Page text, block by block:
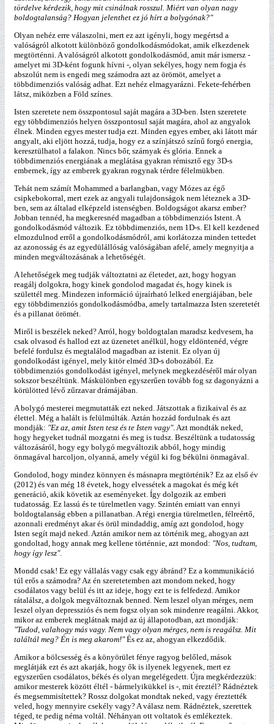
tördelve kérdezik, hogy mit csinálnak rosszul. Miért van olyan nagy
boldogtalanság? Hogyan jelenthet ez jó hírt a bolygónak?"
Olyan nehéz erre válaszolni, mert ez azt igényli, hogy megértsd a
valóságról alkotott különböző gondolkodásmódokat, amik elkezdenek
megtörténni. A valóságról alkotott gondolkodásmód, amit már ismersz -
amelyet mi 3D-ként fogunk hívni -, olyan sekélyes, hogy nem fogja és
abszolút nem is engedi meg számodra azt az örömöt, amelyet a
többdimenziós valóság adhat. Ezt nehéz elmagyarázni. Fekete-fehérben
látsz, miközben a Föld színes.
Isten szeretete nem összpontosul saját magára a 3D-ben. Isten szeretete
egy többdimenziós helyen összpontosul saját magára, ahol az angyalok
élnek. Minden egyes mester tudja ezt. Minden egyes ember, aki látott már
angyalt, aki eljött hozzá, tudja, hogy ez a színjátszó színű forgó energia,
keresztülhatol a falakon. Nincs bőr, szárnyak és glória. Ennek a
többdimenziós energiának a meglátása gyakran rémisztő egy 3D-s
embernek, így az emberek gyakran rogynak térdre félelmükben.
Tehát nem számít Mohammed a barlangban, vagy Mózes az égő
csipkebokorral, mert ezek az angyali tulajdonságok nem léteznek a 3D-
ben, sem az általad elképzeld istenségben. Boldogságot akarsz ember?
Jobban tennéd, ha megkeresnéd magadban a többdimenziós Istent. A
gondolkodásmód változik. Ez többdimenziós, nem 1D-s. El kell kezdened
elmozdulnod erről a gondolkodásmódról, ami korlátozza minden tettedet
az azonosság és az egyedülállóság valóságában afelé, amely megnyitja a
minden megváltozásának a lehetőségét.
A lehetőségek meg tudják változtatni az életedet, azt, hogy hogyan
reagálj dolgokra, hogy kinek gondolod magadat és, hogy kinek is
születtél meg. Mindezen információ újraírható lelked energiájában, bele
egy többdimenziós gondolkodásmódba, amely tartalmazza Isten szeretetét
és a pillanat örömét.
Miről is beszélek neked? Arról, hogy boldogtalan maradsz kedvesem, ha
csak olvasod és hallod ezt az üzenetet anélkül, hogy eldöntenéd, végre
befelé fordulsz és megtalálod magadban az istenit. Ez olyan új
gondolkodást igényel, mely kitör elméd 3D-s dobozából. Ez
többdimenziós gondolkodást igényel, melynek megkezdéséről már olyan
sokszor beszéltünk. Máskülönben egyszerűen tovább fog sz dagonyázni a
körülötted lévő zűrzavar drámájában.
A bolygó mesterei megmutatták ezt neked. Játszottak a fizikaival és az
élettel. Még a halált is felülmúlták. Aztán hozzád fordulnak és azt
mondják: "Ez az, amit Isten tesz és te Isten vagy". Azt mondták neked,
hogy hegyeket tudnál mozgatni és meg is tudsz. Beszéltünk a tudatosság
változásáról, hogy egy bolygó megváltozik abból, hogy mindig
önmagával harcoljon, olyanná, amely végül ki fog békülni önmagával.
Gondolod, hogy mindez könnyen és másnapra megtörténik? Ez az első év
(2012) és van még 18 évetek, hogy elvessétek a magokat és még két
generáció, akik követik az eseményeket. Így dolgozik az emberi
tudatosság. Ez lassú és te türelmetlen vagy. Szintén emiatt van ennyi
boldogtalanság ebben a pillanatban. A régi energia türelmetlen, félreértő,
azonnali eredményt akar és örül mindaddig, amíg azt gondolod, hogy
Isten segít majd neked. Aztán amikor nem az történik meg, ahogyan azt
gondoltad, hogy annak meg kellene történnie, azt mondod: "Nos, tudtam,
hogy így lesz".
Mondd csak! Ez egy vállalás vagy csak egy ábránd? Ez a kommunikáció
túl erős a számodra? Az én szeretetemben azt mondom neked, hogy
csodálatos vagy belül és itt az ideje, hogy ezt te is felfedezd. Amikor
rátalálsz, a dolgok megváltoznak benned. Nem leszel olyan mérges, nem
leszel olyan depressziós és nem fogsz olyan sok mindenre reagálni. Akkor,
mikor az emberek meglátnak majd az új állapotodban, azt mondják:
"Tudod, valahogy más vagy. Nem vagy olyan mérges, nem is reagálsz. Mit
találtál meg? Én is meg akarom!"És ez az, ahogyan elkezdődik.
Amikor a bölcsesség és a könyörület fénye ragyog belőled, mások
meglátják ezt és azt akarják, hogy ők is ilyenek legyenek, mert ez
egyszerűen csodálatos, békés és olyan megelégedett. Újra megkérdezzük:
amikor mesterek között éltél - bármelyikükkel is -, mit éreztél? Rádnéztek
és megsemmisítettek? Rossz dolgokat mondtak neked, vagy éreztették
veled, hogy mennyire csekély vagy? A válasz nem. Rádnéztek, szerettek
téged, te pedig néma voltál. Néhányan ott voltatok és emlékeztek.